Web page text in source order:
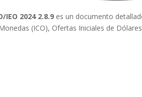
IEO 2024 2.8.9 es un documento
(ICO), Ofertas Iniciales de